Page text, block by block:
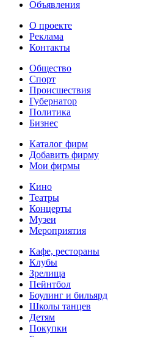
Объявления
О проекте
Реклама
Контакты
Общество
Спорт
Происшествия
Губернатор
Политика
Бизнес
Каталог фирм
Добавить фирму
Мои фирмы
Кино
Театры
Концерты
Музеи
Мероприятия
Кафе, рестораны
Клубы
Зрелища
Пейнтбол
Боулинг и бильярд
Школы танцев
Детям
Покупки